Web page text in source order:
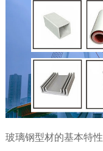
玻璃钢型材的基本特性